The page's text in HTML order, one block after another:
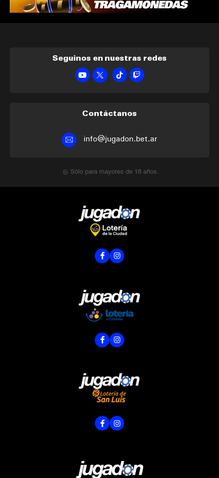
Seguinos en nuestras redes
Contáctanos
info@jugadon.bet.ar
Sólo para mayores de 18 años.